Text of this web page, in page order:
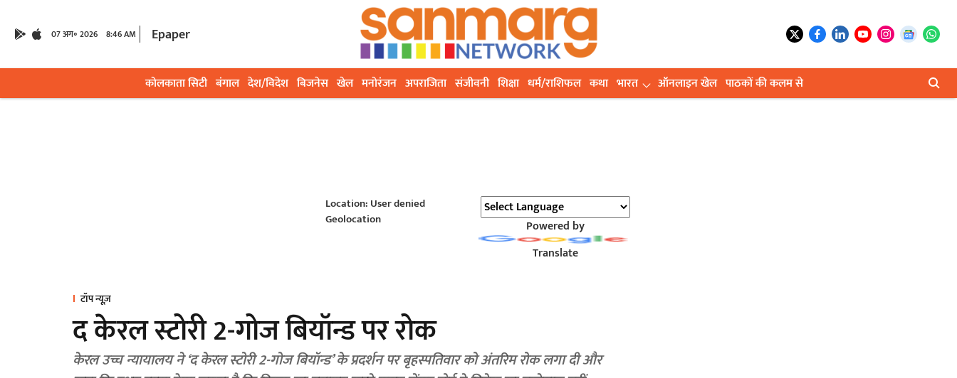
07 अग॰ 2026 8:46 AM Epaper
कोलकाता सिटी बंगाल देश/विदेश बिजनेस खेल मनोरंजन अपराजिता संजीवनी शिक्षा धर्म/राशिफल कथा भारत ऑनलाइन खेल पाठकों की कलम से
Location: User denied
Geolocation
Powered by
Translate
टॉप न्यूज़
द केरल स्टोरी 2-गोज बियॉन्ड पर रोक
केरल उच्च न्यायालय ने ‘द केरल स्टोरी 2-गोज बियॉन्ड’ के प्रदर्शन पर बृहस्पतिवार को अंतरिम रोक लगा दी और